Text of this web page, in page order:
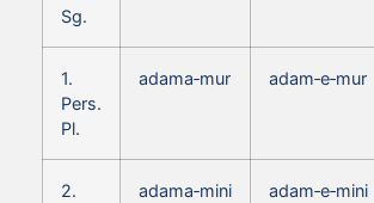
Sg.
1.
Pers.
Pl.
adama‑mur adam‑e‑mur
2.
adama‑mini adam‑e‑mini